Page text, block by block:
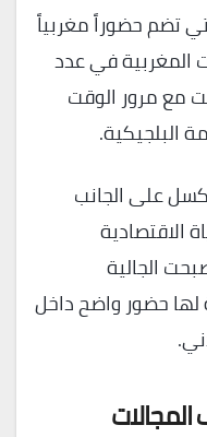
تضم حضوراً مغربياً
المغربية في عدد
مع مرور الوقت
البلجيكية.
على الجانب
الاقتصادية
الجالية
لها حضور واضح داخل